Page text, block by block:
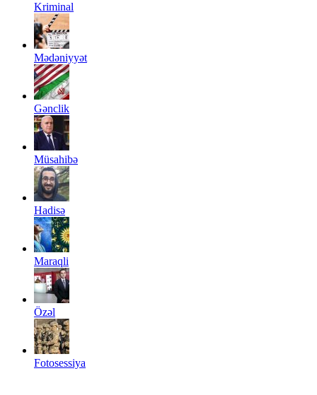
Kriminal
Mədəniyyət
Gənclik
Müsahibə
Hadisə
Maraqli
Özəl
Fotosessiya